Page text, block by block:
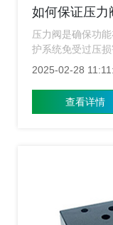
如何保证压力
压力阀是确保功
护系统免受过压
效工作，上海压
以及保障操作安
2025-02-28
查看详情